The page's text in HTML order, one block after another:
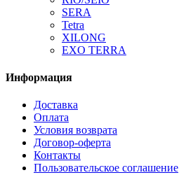
SERA
Tetra
XILONG
EXO TERRA
Информация
Доставка
Оплата
Условия возврата
Договор-оферта
Контакты
Пользовательское соглашение